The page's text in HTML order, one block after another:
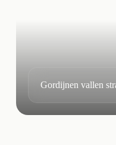
Gordijnen vallen